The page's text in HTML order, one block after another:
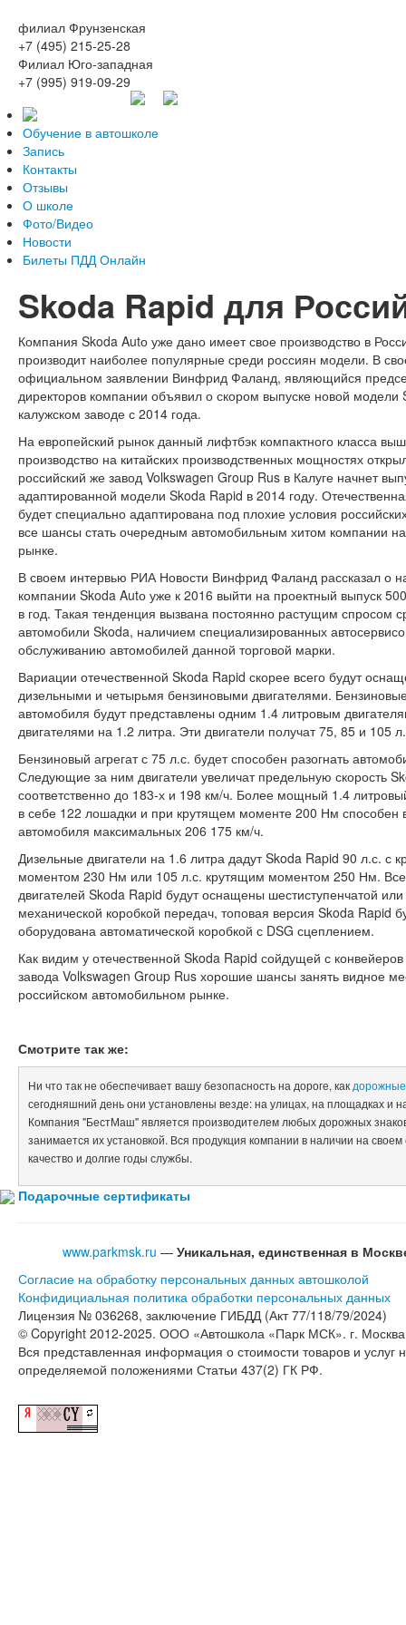
филиал Фрунзенская
+7 (495) 215-25-28
Филиал Юго-западная
+7 (995) 919-09-29
Обучение в автошколе
Запись
Контакты
Отзывы
О школе
Фото/Видео
Новости
Билеты ПДД Онлайн
Skoda Rapid для
Компания Skoda Autо уже дано имеет свое производство в
производит наиболее популярные среди россиян модели. В
официальном заявлении Винфрид Фаланд, являющийся
директоров компании объявил о скором выпуске новой модели
калужском заводе с 2014 года.
На европейский рынок данный лифтбэк компактного класса
производство на китайских производственных мощностях
российский же завод Volkswagen Group Rus в Калуге начнет
адаптированной модели Skoda Rapid в 2014 году.
будет специально адаптирована под плохие условия
все шансы стать очередным автомобильным хитом компании
рынке.
В своем интервью РИА Новости Винфрид Фаланд рассказал о
компании Skoda Autо уже к 2016 выйти на проектный выпуск
в год. Такая тенденция вызвана постоянно растущим спросом
автомобили Skoda, наличием специализированных
обслуживанию автомобилей данной торговой марки.
Вариации отечественной Skoda Rapid скорее всего будут
дизельными и четырьмя бензиновыми двигателями.
автомобиля будут представлены одним 1.4 литровым
двигателями на 1.2 литра. Эти двигатели получат 75, 85 и 105
Бензиновый агрегат с 75 л.с. будет способен разогнать
Следующие за ним двигатели увеличат предельную скорость
соответственно до 183-х и 198 км/ч. Более мощный 1.4
в себе 122 лошадки и при крутящем моменте 200 Нм способен
автомобиля максимальных 206 175 км/ч.
Дизельные двигатели на 1.6 литра дадут Skoda Rapid 90 л.с. с
моментом 230 Нм или 105 л.с. крутящим моментом 250 Нм.
двигателей Skoda Rapid будут оснащены шестиступенчатой или
механической коробкой передач, топовая версия Skoda Rapid
оборудована автоматической коробкой с DSG сцеплением.
Как видим у отечественной Skoda Rapid сойдущей с конвейеров
завода Volkswagen Group Rus хорошие шансы занять видное
российском автомобильном рынке.
Смотрите так же:
Ни что так не обеспечивает вашу безопасность на дороге, как
сегодняшний день они установлены везде: на улицах, на площадках и
Компания "БестМаш" является производителем любых дорожных
занимается их установкой. Вся продукция компании в наличии на
качество и долгие годы службы.
Подарочные сертификаты
www.parkmsk.ru — Уникальная, единственная в
Согласие на обработку персональных данных автошколой
Конфидициальная политика обработки персональных данных
Лицензия № 036268, заключение ГИБДД (Акт 77/118/79/2024)
© Copyright 2012-2025. ООО «Автошкола «Парк МСК». г.
Вся представленная информация о стоимости товаров и
определяемой положениями Статьи 437(2) ГК РФ.